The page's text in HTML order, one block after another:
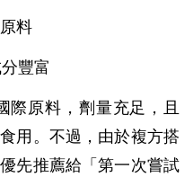
料
豐富
際原料，劑量充足，且
用。不過，由於複方搭
先推薦給「第一次嘗試